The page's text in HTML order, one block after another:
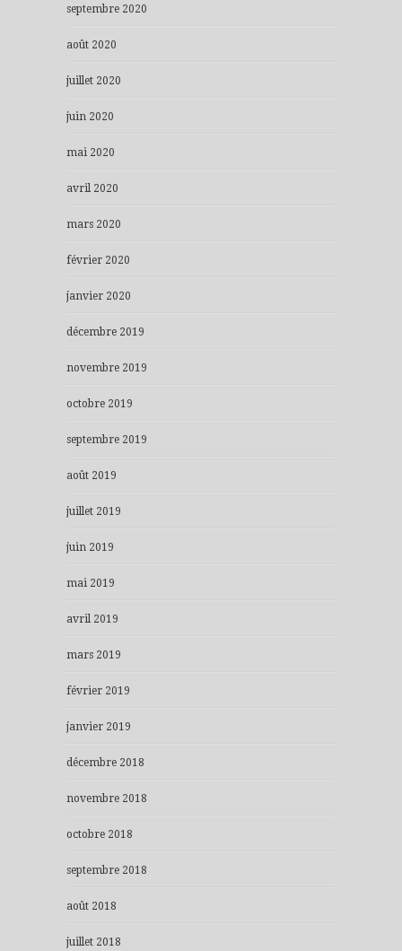
septembre 2020
août 2020
juillet 2020
juin 2020
mai 2020
avril 2020
mars 2020
février 2020
janvier 2020
décembre 2019
novembre 2019
octobre 2019
septembre 2019
août 2019
juillet 2019
juin 2019
mai 2019
avril 2019
mars 2019
février 2019
janvier 2019
décembre 2018
novembre 2018
octobre 2018
septembre 2018
août 2018
juillet 2018